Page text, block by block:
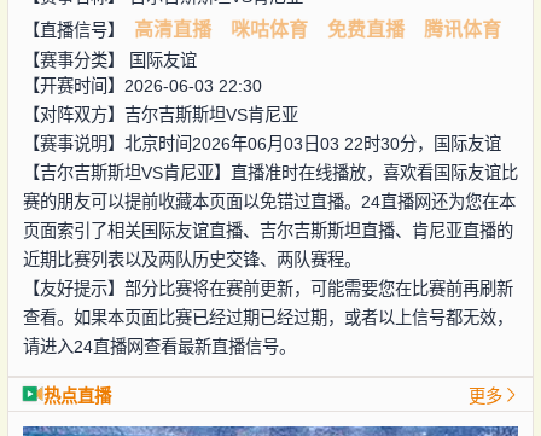
【直播信号】
高清直播 咪咕体育 免费直播 腾讯体育
【赛事分类】
国际友谊
【开赛时间】2026-06-03 22:30
【对阵双方】 吉尔吉斯斯坦VS肯尼亚
【赛事说明】北京时间2026年06月03日03 22时30分，国际友谊
【吉尔吉斯斯坦VS肯尼亚】直播准时在线播放，喜欢看国际友谊比
赛的朋友可以提前收藏本页面以免错过直播。24直播网还为您在本
页面索引了相关国际友谊直播、吉尔吉斯斯坦直播、肯尼亚直播的
近期比赛列表以及两队历史交锋、两队赛程。
【友好提示】部分比赛将在赛前更新，可能需要您在比赛前再刷新
查看。如果本页面比赛已经过期已经过期，或者以上信号都无效，
请进入24直播网查看最新直播信号。
热点直播 更多